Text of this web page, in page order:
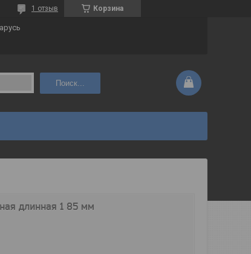
Корзина
1 отзыв
Поиск...
длинная 1 85 мм